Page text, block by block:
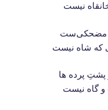
نیست
مضحکی‌ست
که شاه نیست
پرده ها
گاه نیست